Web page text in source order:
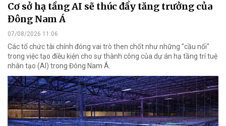
Cơ sở hạ tầng AI sẽ thúc đẩy tăng trưởng của
Đông Nam Á
07/08/2026 11:06
Các tổ chức tài chính đóng vai trò then chốt như những "cầu nối"
trong việc tạo điều kiện cho sự thành công của dự án hạ tầng trí tuệ
nhân tạo (AI) trong Đông Nam Á.